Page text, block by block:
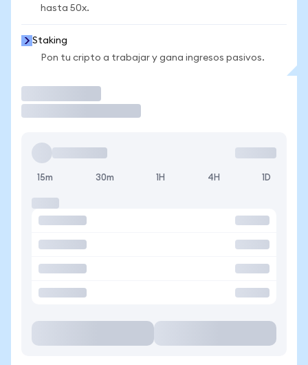
hasta 50x.
Staking
Pon tu cripto a trabajar y gana ingresos pasivos.
15m 30m 1H 4H 1D